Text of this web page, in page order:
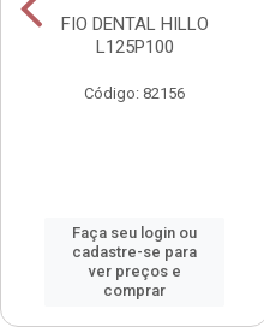
FIO DENTAL HILLO
L125P100
Código: 82156
Faça seu login ou
cadastre-se para
ver preços e
comprar